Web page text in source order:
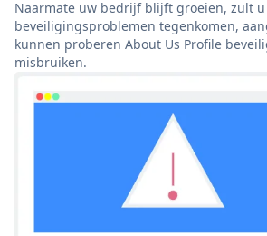
Naarmate uw bedrijf blijft groeien, zult
beveiligingsproblemen tegenkomen,
kunnen proberen About Us Profile
misbruiken.